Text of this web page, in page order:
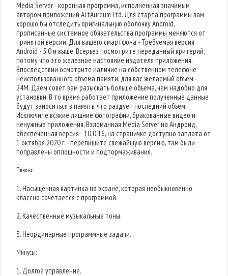
Media Server - коронная программа, исполненная значимым
автором приложений ALtAureum Ltd. Для старта программы вам
хорошо бы отследить оригинальную оболочку Android,
прописанные системное обязательства программы меняются от
принятой версии. Для вашего смартфона - Требуемая версия
Android - 5.0 и выше. Всерьез посмотрите переданный критерий,
потому что это железное настояние издателя приложения.
Впоследствии осмотрите наличие на собственном телефоне
неиспользованного объема памяти, для вас желаемый объем -
24M. Даем совет вам разыскать больше объема, чем надобно для
установки. В то время работает приложение полученные данные
будут заноситься в память, что раздует последний объем.
Исключите всякие лишние фотографии, бракованные видео и
ненужные приложения. Взломанная Media Server на Андроид,
обеспеченная версия - 10.0.16, на страничке доступно заплата от
1 октября 2020 г. - перепишите свежайшую версию, там были
поправлены оплошности и подтормаживания.
Плюсы:
1. Насыщенная картинка на экране, которая необыкновенно
классно сочетается с программой.
2. Качественные музыкальные тоны.
3. Неординарные программные задачи.
Минусы:
1. Долгое управление.